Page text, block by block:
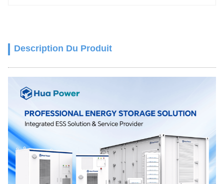
Description Du Produit